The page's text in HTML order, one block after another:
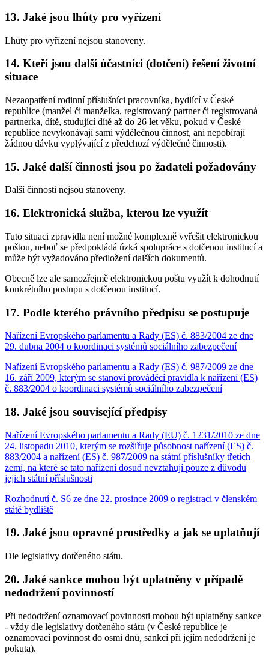
13. Jaké jsou lhůty pro vyřízení
Lhůty pro vyřízení nejsou stanoveny.
14. Kteří jsou další účastníci (dotčení) řešení životní
situace
Nezaopatření rodinní příslušníci pracovníka, bydlící v České
republice (manžel či manželka, registrovaný partner či registrovaná
partnerka, dítě, studující dítě až do 26 let věku, pokud v České
republice nevykonávají sami výdělečnou činnost, ani nepobírají
žádnou dávku vyplývající z předchozí výdělečné činnosti).
15. Jaké další činnosti jsou po žadateli požadovány
Další činnosti nejsou stanoveny.
16. Elektronická služba, kterou lze využít
Tuto situaci zpravidla není možné komplexně vyřešit elektronickou
poštou, neboť se předpokládá úzká spolupráce s dotčenou institucí a
může být vyžadováno předložení dalších dokumentů.
Obecně lze ale samozřejmě elektronickou poštu využít k dohodnutí
konkrétního postupu s dotčenou institucí.
17. Podle kterého právního předpisu se postupuje
Nařízení Evropského parlamentu a Rady (ES) č. 883/2004 ze dne
29. dubna 2004 o koordinaci systémů sociálního zabezpečení
Nařízení Evropského parlamentu a Rady (ES) č. 987/2009 ze dne
16. září 2009, kterým se stanoví prováděcí pravidla k nařízení (ES)
č. 883/2004 o koordinaci systémů sociálního zabezpečení
18. Jaké jsou související předpisy
Nařízení Evropského parlamentu a Rady (EU) č. 1231/2010 ze dne
24. listopadu 2010, kterým se rozšiřuje působnost nařízení (ES) č.
883/2004 a nařízení (ES) č. 987/2009 na státní příslušníky třetích
zemí, na které se tato nařízení dosud nevztahují pouze z důvodu
jejich státní příslušnosti
Rozhodnutí č. S6 ze dne 22. prosince 2009 o registraci v členském
státě bydliště
19. Jaké jsou opravné prostředky a jak se uplatňují
Dle legislativy dotčeného státu.
20. Jaké sankce mohou být uplatněny v případě
nedodržení povinností
Při nedodržení oznamovací povinnosti mohou být uplatněny sankce
- vždy dle legislativy dotčeného státu (v České republice je
oznamovací povinnost do osmi dnů, sankcí při jejím nedodržení je
pokuta).